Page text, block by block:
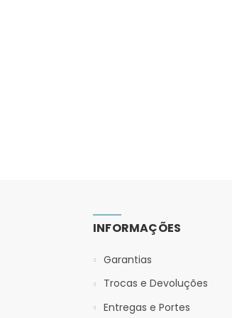
INFORMAÇÕES
Garantias
Trocas e Devoluções
Entregas e Portes